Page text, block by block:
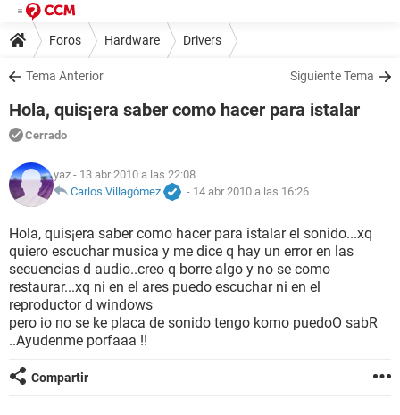
Foros Hardware Drivers
Tema Anterior Siguiente Tema
Hola, quis¡era saber como hacer para istalar
Cerrado
yaz - 13 abr 2010 a las 22:08
Carlos Villagómez
- 14 abr 2010 a las 16:26
Hola, quis¡era saber como hacer para istalar el sonido...xq
quiero escuchar musica y me dice q hay un error en las
secuencias d audio..creo q borre algo y no se como
restaurar...xq ni en el ares puedo escuchar ni en el
reproductor d windows
pero io no se ke placa de sonido tengo komo puedoO sabR
..Ayudenme porfaaa !!
Compartir